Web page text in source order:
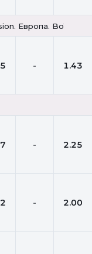
Европа. Bo1
- 1.43
- 2.25
- 2.00